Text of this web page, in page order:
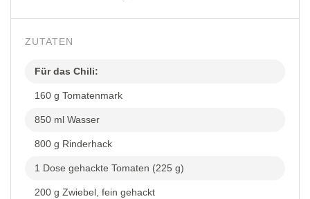
ZUTATEN
Für das Chili:
160 g Tomatenmark
850 ml Wasser
800 g Rinderhack
1 Dose gehackte Tomaten (225 g)
200 g Zwiebel, fein gehackt